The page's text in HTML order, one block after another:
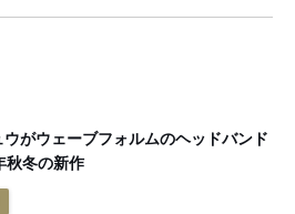
ウがウェーブフォルムのヘッドバンド
冬の新作